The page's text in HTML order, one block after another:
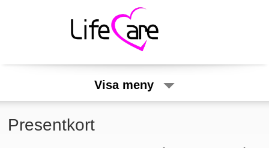
Visa meny
Presentkort